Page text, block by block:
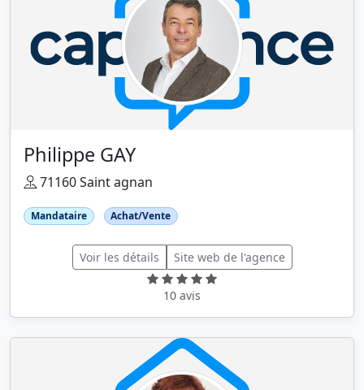
Philippe GAY
71160 Saint agnan
Mandataire Achat/Vente
Voir les détails Site web de l'agence
10 avis